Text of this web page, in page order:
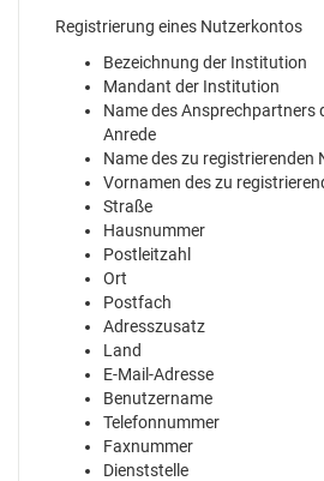
Registrierung eines Nutzerkontos
Bezeichnung der Institution
Mandant der Institution
Name des Ansprechpartners
Anrede
Name des zu registrierenden
Vornamen des zu
Straße
Hausnummer
Postleitzahl
Ort
Postfach
Adresszusatz
Land
E-Mail-Adresse
Benutzername
Telefonnummer
Faxnummer
Dienststelle